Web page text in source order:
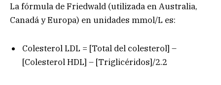
La fórmula de Friedwald (utilizada en Australia,
Canadá y Europa) en unidades mmol/L es:
Colesterol LDL = [Total del colesterol] –
[Colesterol HDL] – [Triglicéridos]/2.2